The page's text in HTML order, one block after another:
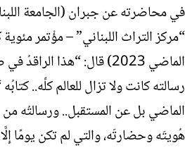
“مركز التراث اللبناني” – مؤْتمر
الماضي 2023) قال: “هذا
رسالته كانت ولا تزال للعالم كلِّه..
الماضي بل عن المستقبل.. ورسالتُه من
هُويتَه وحضارتَه، والتي لم تكن يومًا